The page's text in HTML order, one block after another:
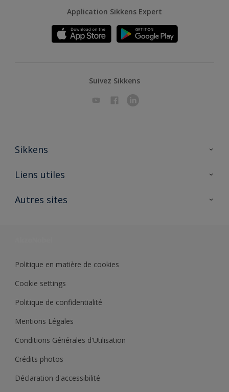
Application Sikkens Expert
Suivez Sikkens
Sikkens
A propos de Sikkens
Liens utiles
Ouvrir un magasin PASS
Autres sites
Politique en matière de cookies
Cookie settings
Politique de confidentialité
Mentions Légales
Conditions Générales d'Utilisation
Crédits photos
Déclaration d'accessibilité